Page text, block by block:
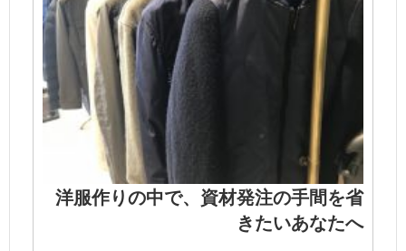
洋服作りの中で、資材発注の手間を省
きたいあなたへ